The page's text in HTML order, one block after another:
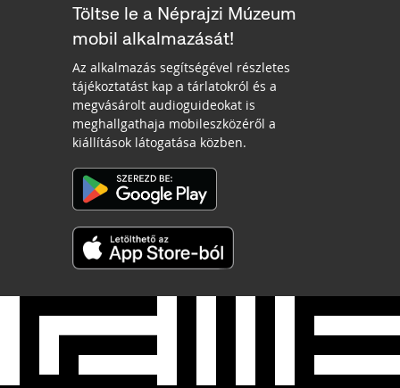
Töltse le a Néprajzi Múzeum
mobil alkalmazását!
Az alkalmazás segítségével részletes
tájékoztatást kap a tárlatokról és a
megvásárolt audioguideokat is
meghallgathaja mobileszközéről a
kiállítások látogatása közben.